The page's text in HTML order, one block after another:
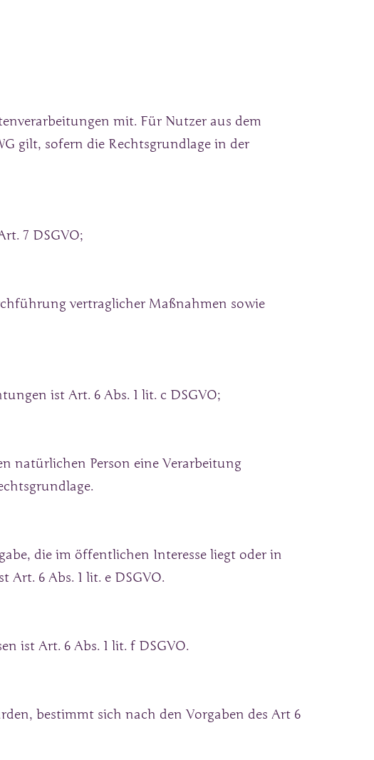
mit. Für Nutzer aus dem
gilt, sofern die Rechtsgrundlage in der
7 DSGVO;
vertraglicher Maßnahmen sowie
ist Art. 6 Abs. 1 lit. c DSGVO;
natürlichen Person eine Verarbeitung
die im öffentlichen Interesse liegt oder in
6 Abs. 1 lit. e DSGVO.
ist Art. 6 Abs. 1 lit. f DSGVO.
bestimmt sich nach den Vorgaben des Art 6